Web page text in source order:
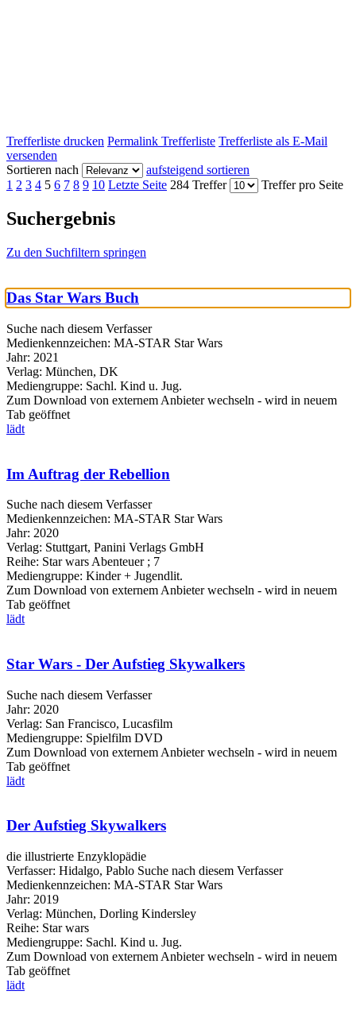
Trefferliste drucken Permalink Trefferliste Trefferliste als E-Mail
versenden
Sortieren nach
aufsteigend sortieren
1 2 3 4 5 6 7 8 9 10 Letzte Seite 284 Treffer Treffer pro Seite
Suchergebnis
Zu den Suchfiltern springen
Das Star Wars Buch
Suche nach diesem Verfasser
Medienkennzeichen: MA-STAR Star Wars
Jahr: 2021
Verlag: München, DK
Mediengruppe: Sachl. Kind u. Jug.
Zum Download von externem Anbieter wechseln - wird in neuem
Tab geöffnet
lädt
Im Auftrag der Rebellion
Suche nach diesem Verfasser
Medienkennzeichen: MA-STAR Star Wars
Jahr: 2020
Verlag: Stuttgart, Panini Verlags GmbH
Reihe: Star wars Abenteuer ; 7
Mediengruppe: Kinder + Jugendlit.
Zum Download von externem Anbieter wechseln - wird in neuem
Tab geöffnet
lädt
Star Wars - Der Aufstieg Skywalkers
Suche nach diesem Verfasser
Jahr: 2020
Verlag: San Francisco, Lucasfilm
Mediengruppe: Spielfilm DVD
Zum Download von externem Anbieter wechseln - wird in neuem
Tab geöffnet
lädt
Der Aufstieg Skywalkers
die illustrierte Enzyklopädie
Verfasser: Hidalgo, Pablo Suche nach diesem Verfasser
Medienkennzeichen: MA-STAR Star Wars
Jahr: 2019
Verlag: München, Dorling Kindersley
Reihe: Star wars
Mediengruppe: Sachl. Kind u. Jug.
Zum Download von externem Anbieter wechseln - wird in neuem
Tab geöffnet
lädt